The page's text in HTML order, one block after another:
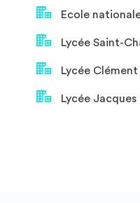
Ecole
Lycée Saint-
Lycée
Lycée